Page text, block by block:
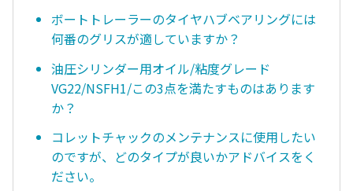
ボートトレーラーのタイヤハブベアリングには
何番のグリスが適していますか？
油圧シリンダー用オイル/粘度グレード
VG22/NSFH1/この3点を満たすものはあります
か？
コレットチャックのメンテナンスに使用したい
のですが、どのタイプが良いかアドバイスをく
ださい。